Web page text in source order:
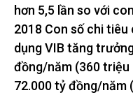
hơn 5,5 lần so với
2018 Con số chi
dụng VIB tăng
đồng/năm (360 triệu
72.000 tỷ đồng/năm